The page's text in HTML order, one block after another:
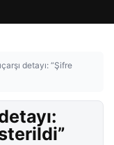
detayı: “Şifre